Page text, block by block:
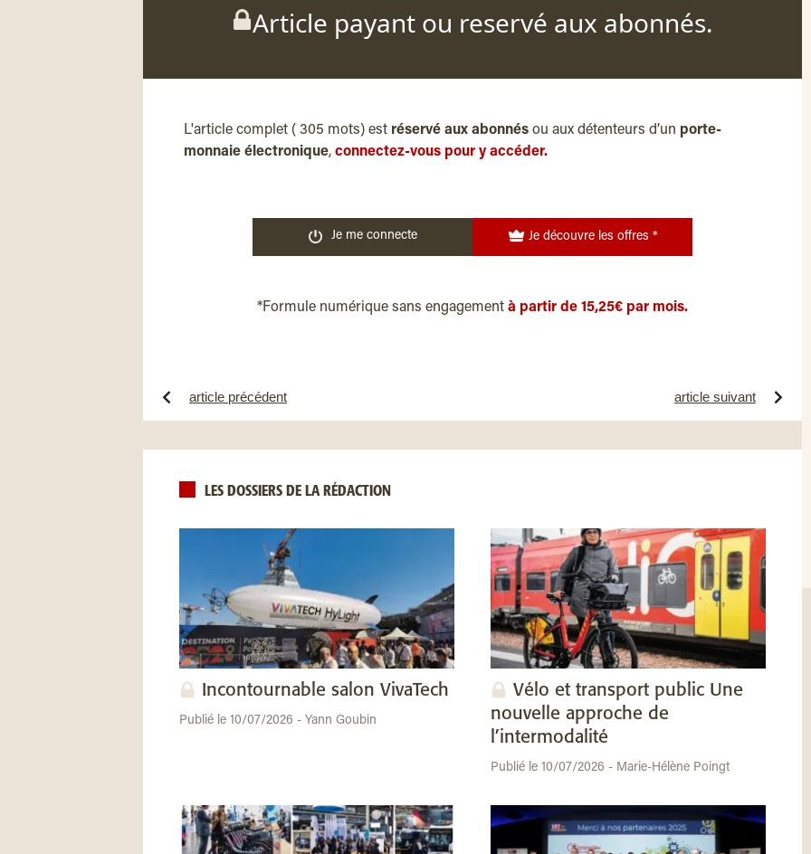
Article payant ou reservé aux abonnés.
L'article complet ( 305 mots) est réservé aux abonnés ou aux détenteurs d’un porte-
monnaie électronique, connectez-vous pour y accéder.
Je me connecte Je découvre les offres *
*Formule numérique sans engagement à partir de 15,25€ par mois.
article précédent article suivant
LES DOSSIERS DE LA RÉDACTION
Incontournable salon VivaTech
Publié le 10/07/2026 - Yann Goubin
Vélo et transport public Une
nouvelle approche de
l’intermodalité
Publié le 10/07/2026 - Marie-Hélène Poingt